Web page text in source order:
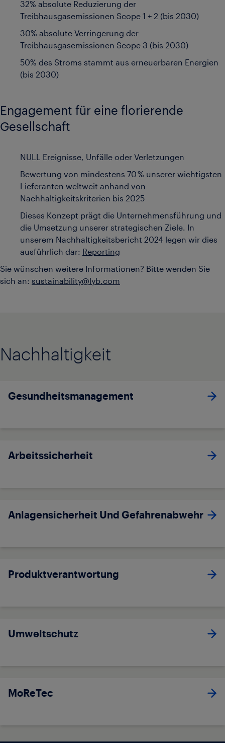
32% absolute Reduzierung der
Treibhausgasemissionen Scope 1 + 2 (bis 2030)
30% absolute Verringerung der
Treibhausgasemissionen Scope 3 (bis 2030)
50% des Stroms stammt aus erneuerbaren Energien
(bis 2030)
Engagement für eine florierende
Gesellschaft
NULL Ereignisse, Unfälle oder Verletzungen
Bewertung von mindestens 70 % unserer wichtigsten
Lieferanten weltweit anhand von
Nachhaltigkeitskriterien bis 2025
Dieses Konzept prägt die Unternehmensführung und
die Umsetzung unserer strategischen Ziele. In
unserem Nachhaltigkeitsbericht 2024 legen wir dies
ausführlich dar: Reporting
Sie wünschen weitere Informationen? Bitte wenden Sie
sich an: sustainability@lyb.com
Nachhaltigkeit
Gesundheitsmanagement
Arbeitssicherheit
Anlagensicherheit Und Gefahrenabwehr
Produktverantwortung
Umweltschutz
MoReTec